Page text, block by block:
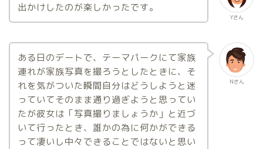
Yさん
出かけしたのが楽しかったです。
Nさん
ある日のデートで、テーマパークにて家族
連れが家族写真を撮ろうとしたときに、そ
れを気がついた瞬間自分はどうしようと迷
っていてそのまま通り過ぎようと思ってい
たが彼女は「写真撮りましょうか」と近づ
いて行ったとき、誰かの為に何かができる
って凄いし中々できることではないと思い